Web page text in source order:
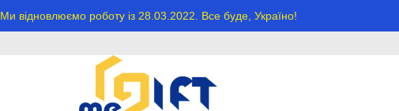
Ми відновлюємо роботу із 28.03.2022. Все буде, Україно!